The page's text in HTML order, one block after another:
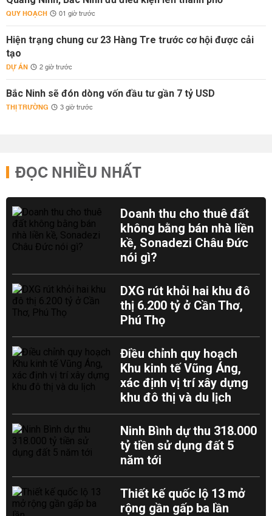
QUY HOẠCH 01 giờ trước
Hiện trạng chung cư 23 Hàng Tre trước cơ hội được cải
tạo
DỰ ÁN 2 giờ trước
Bắc Ninh sẽ đón dòng vốn đầu tư gần 7 tỷ USD
THỊ TRƯỜNG 3 giờ trước
ĐỌC NHIỀU NHẤT
Doanh thu cho thuê đất
không bằng bán nhà liền
kề, Sonadezi Châu Đức
nói gì?
DXG rút khỏi hai khu đô
thị 6.200 tỷ ở Cần Thơ,
Phú Thọ
Điều chỉnh quy hoạch
Khu kinh tế Vũng Áng,
xác định vị trí xây dựng
khu đô thị và du lịch
Ninh Bình dự thu 318.000
tỷ tiền sử dụng đất 5
năm tới
Thiết kế quốc lộ 13 mở
rộng gần gấp ba lần